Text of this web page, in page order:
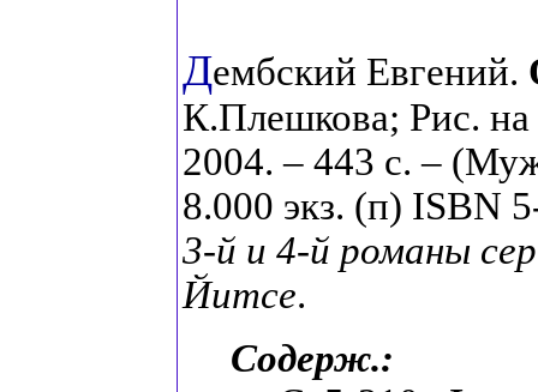
Дембский Евгений.
К.Плешкова; Рис.
2004. – 443 с. –
8.000 экз. (п) ISBN
3-й и 4-й романы
Йитсе.
Содерж.: